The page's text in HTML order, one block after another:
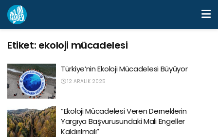
Etiket: ekoloji mücadelesi
Türkiye’nin Ekoloji Mücadelesi Büyüyor
12 ARALIK 2025
“Ekoloji Mücadelesi Veren Derneklerin
Yargıya Başvurusundaki Mali Engeller
Kaldırılmalı”